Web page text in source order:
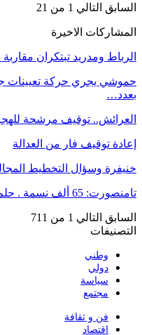
السابق التالي 1 من 21
المشاركات الاخيرة
الرباط ومدريد تبتكران
بعدد…
العرائش.. توقيف مرشحة
إعادة توقيف فار من العدالة
خنيفرة وسؤال التخطيط
تامنصورت: 65 ألف نسمة . حلم “دار الولادة” الضائع…
السابق التالي 1 من 711
التصنيفات
وطني
دولي
سياسة
مجتمع
فن و ثقافة
اقتصاد